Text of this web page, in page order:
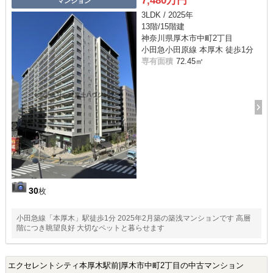
30枚
3LDK / 2025年
13階/15階建
神奈川県厚木市中町2丁目
小田急小田原線 本厚木 徒歩1分
専有面積 72.45㎡
小田急線「本厚木」駅徒歩1分 2025年2月築の築浅マンションです 高層
階につき眺望良好 大切なペットと暮らせます
エクセレントシティ本厚木駅前|厚木市中町2丁目の中古マンション